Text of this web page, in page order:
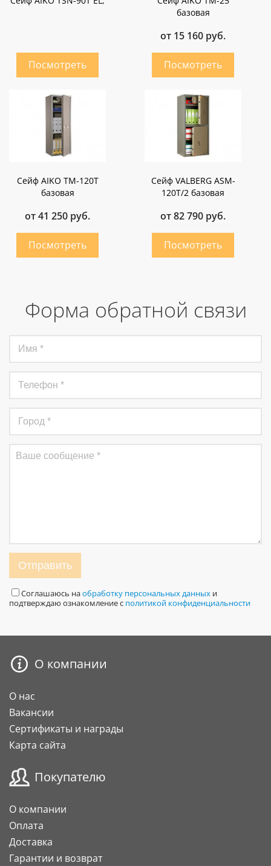
базовая
от 15 160 руб.
Сейф AIKO ТМ-120Т
базовая
от 41 250 руб.
Сейф VALBERG ASM-
120Т/2 базовая
от 82 790 руб.
Форма обратной связи
Отправить
Соглашаюсь наобработку персональных данных и
подтверждаю ознакомление с политикой конфиденциальности
О компании
О нас
Вакансии
Сертификаты и награды
Карта сайта
Покупателю
О компании
Оплата
Доставка
Гарантии и возврат